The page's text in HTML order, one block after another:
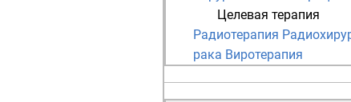
Целевая терапия
Радиотерапия
рака Виротерапия